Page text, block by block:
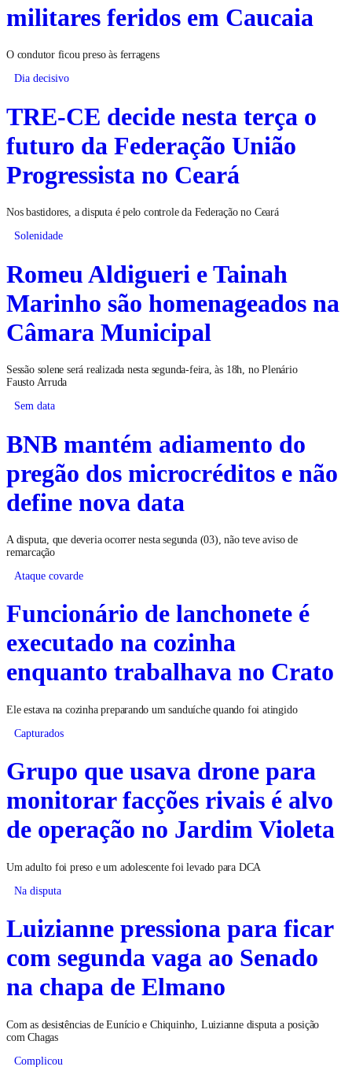
militares feridos em Caucaia
O condutor ficou preso às ferragens
Dia decisivo
TRE-CE decide nesta terça o
futuro da Federação União
Progressista no Ceará
Nos bastidores, a disputa é pelo controle da Federação no Ceará
Solenidade
Romeu Aldigueri e Tainah
Marinho são homenageados na
Câmara Municipal
Sessão solene será realizada nesta segunda-feira, às 18h, no Plenário
Fausto Arruda
Sem data
BNB mantém adiamento do
pregão dos microcréditos e não
define nova data
A disputa, que deveria ocorrer nesta segunda (03), não teve aviso de
remarcação
Ataque covarde
Funcionário de lanchonete é
executado na cozinha
enquanto trabalhava no Crato
Ele estava na cozinha preparando um sanduíche quando foi atingido
Capturados
Grupo que usava drone para
monitorar facções rivais é alvo
de operação no Jardim Violeta
Um adulto foi preso e um adolescente foi levado para DCA
Na disputa
Luizianne pressiona para ficar
com segunda vaga ao Senado
na chapa de Elmano
Com as desistências de Eunício e Chiquinho, Luizianne disputa a posição
com Chagas
Complicou